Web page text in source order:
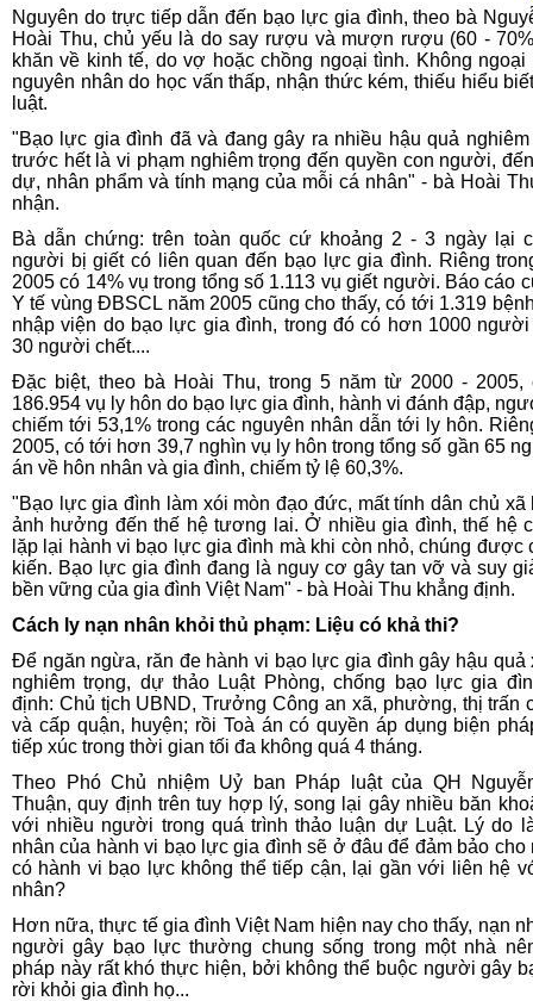
Nguyên do trực tiếp dẫn đến bạo lực gia đình, theo bà
Hoài Thu, chủ yếu là do say rượu và mượn rượu (60 -
khăn về kinh tế, do vợ hoặc chồng ngoại tình. Không ngoại
nguyên nhân do học vấn thấp, nhận thức kém, thiếu hiểu
luật.
"Bạo lực gia đình đã và đang gây ra nhiều hậu quả nghiêm
trước hết là vi phạm nghiêm trọng đến quyền con người,
dự, nhân phẩm và tính mạng của mỗi cá nhân" - bà Hoài
nhận.
Bà dẫn chứng: trên toàn quốc cứ khoảng 2 - 3 ngày lại
người bị giết có liên quan đến bạo lực gia đình. Riêng
2005 có 14% vụ trong tổng số 1.113 vụ giết người. Báo cáo
Y tế vùng ĐBSCL năm 2005 cũng cho thấy, có tới 1.319
nhập viện do bạo lực gia đình, trong đó có hơn 1000
30 người chết....
Đặc biệt, theo bà Hoài Thu, trong 5 năm từ 2000 - 2005,
186.954 vụ ly hôn do bạo lực gia đình, hành vi đánh đập,
chiếm tới 53,1% trong các nguyên nhân dẫn tới ly hôn.
2005, có tới hơn 39,7 nghìn vụ ly hôn trong tổng số gần 65
án về hôn nhân và gia đình, chiếm tỷ lệ 60,3%.
"Bạo lực gia đình làm xói mòn đạo đức, mất tính dân chủ xã
ảnh hưởng đến thế hệ tương lai. Ở nhiều gia đình, thế hệ
lặp lại hành vi bạo lực gia đình mà khi còn nhỏ, chúng được
kiến. Bạo lực gia đình đang là nguy cơ gây tan vỡ và suy
bền vững của gia đình Việt Nam" - bà Hoài Thu khẳng định.
Cách ly nạn nhân khỏi thủ phạm: Liệu có khả thi?
Để ngăn ngừa, răn đe hành vi bạo lực gia đình gây hậu quả
nghiêm trọng, dự thảo Luật Phòng, chống bạo lực gia
định: Chủ tịch UBND, Trưởng Công an xã, phường, thị trấn
và cấp quận, huyện; rồi Toà án có quyền áp dụng biện
tiếp xúc trong thời gian tối đa không quá 4 tháng.
Theo Phó Chủ nhiệm Uỷ ban Pháp luật của QH
Thuận, quy định trên tuy hợp lý, song lại gây nhiều băn
với nhiều người trong quá trình thảo luận dự Luật. Lý do
nhân của hành vi bạo lực gia đình sẽ ở đâu để đảm bảo
có hành vi bạo lực không thể tiếp cận, lại gần với liên hệ
nhân?
Hơn nữa, thực tế gia đình Việt Nam hiện nay cho thấy, nạn
người gây bạo lực thường chung sống trong một nhà
pháp này rất khó thực hiện, bởi không thể buộc người gây
rời khỏi gia đình họ...